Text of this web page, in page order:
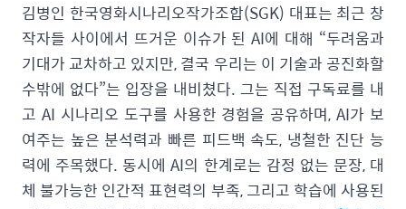
김병인 한국영화시나리오작가조합(SGK) 대표는 최근 창
작자들 사이에서 뜨거운 이슈가 된 AI에 대해 “두려움과
기대가 교차하고 있지만, 결국 우리는 이 기술과 공진화할
수밖에 없다”는 입장을 내비쳤다. 그는 직접 구독료를 내
고 AI 시나리오 도구를 사용한 경험을 공유하며, AI가 보
여주는 높은 분석력과 빠른 피드백 속도, 냉철한 진단 능
력에 주목했다. 동시에 AI의 한계로는 감정 없는 문장, 대
체 불가능한 인간적 표현력의 부족, 그리고 학습에 사용된